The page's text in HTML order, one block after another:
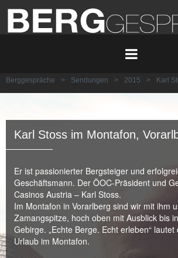
Berggespräche > Sendungen > 2015 > Karl
Karl Stoss im Montafon,
Er ist passionierter Bergsteiger und
Geschäftsmann. Der ÖOC-Präsident und
Casinos Austria – Karl Stoss.
Im Montafon in Vorarlberg sind wir mit ihm
Zamangspitze, hoch oben mit Ausblick bis
Gebirge. „Echte Berge. Echt erleben“
Urlaub im Montafon.